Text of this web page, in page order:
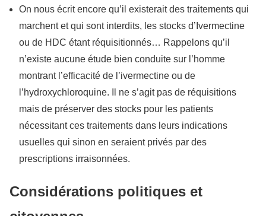
On nous écrit encore qu’il existerait des traitements qui
marchent et qui sont interdits, les stocks d’Ivermectine
ou de HDC étant réquisitionnés… Rappelons qu’il
n’existe aucune étude bien conduite sur l’homme
montrant l’efficacité de l’ivermectine ou de
l’hydroxychloroquine. Il ne s’agit pas de réquisitions
mais de préserver des stocks pour les patients
nécessitant ces traitements dans leurs indications
usuelles qui sinon en seraient privés par des
prescriptions irraisonnées.
Considérations politiques et